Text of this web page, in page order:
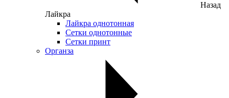
Назад
Лайкра
Лайкра однотонная
Сетки однотонные
Сетки принт
Органза